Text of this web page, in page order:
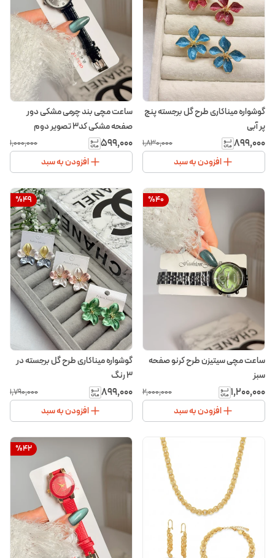
گوشواره میناکاری طرح گل برجسته پنج
پر آبی
۸۹۹٬۰۰۰ ۱٬۸۳۰٬۰۰۰
افزودن به سبد
ساعت مچی بند چرمی مشکی دور
صفحه مشکی کد۳ تصویر دوم
۵۹۹٬۰۰۰ ۱٬۰۰۰٬۰۰۰
افزودن به سبد
%40
ساعت مچی سیتیزن طرح کرنو صفحه
سبز
۱٬۲۰۰٬۰۰۰ ۲٬۰۰۰٬۰۰۰
افزودن به سبد
%49
گوشواره میناکاری طرح گل برجسته در
۳ رنگ
۸۹۹٬۰۰۰ ۱٬۷۹۰٬۰۰۰
افزودن به سبد
%42